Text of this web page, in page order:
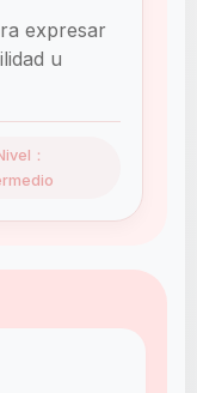
expresar
u
：